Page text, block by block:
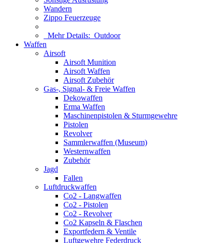
Wandern
Zippo Feuerzeuge
Mehr Details: Outdoor
Waffen
Airsoft
Airsoft Munition
Airsoft Waffen
Airsoft Zubehör
Gas-, Signal- & Freie Waffen
Dekowaffen
Erma Waffen
Maschinenpistolen & Sturmgewehre
Pistolen
Revolver
Sammlerwaffen (Museum)
Westernwaffen
Zubehör
Jagd
Fallen
Luftdruckwaffen
Co2 - Langwaffen
Co2 - Pistolen
Co2 - Revolver
Co2 Kapseln & Flaschen
Exportfedern & Ventile
Luftgewehre Federdruck